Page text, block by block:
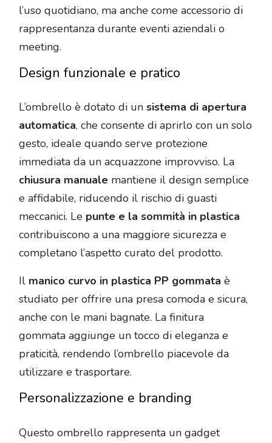
l’uso quotidiano, ma anche come accessorio di
rappresentanza durante eventi aziendali o
meeting.
Design funzionale e pratico
L’ombrello è dotato di un sistema di apertura
automatica, che consente di aprirlo con un solo
gesto, ideale quando serve protezione
immediata da un acquazzone improvviso. La
chiusura manuale mantiene il design semplice
e affidabile, riducendo il rischio di guasti
meccanici. Le punte e la sommità in plastica
contribuiscono a una maggiore sicurezza e
completano l’aspetto curato del prodotto.
Il manico curvo in plastica PP gommata è
studiato per offrire una presa comoda e sicura,
anche con le mani bagnate. La finitura
gommata aggiunge un tocco di eleganza e
praticità, rendendo l’ombrello piacevole da
utilizzare e trasportare.
Personalizzazione e branding
Questo ombrello rappresenta un gadget